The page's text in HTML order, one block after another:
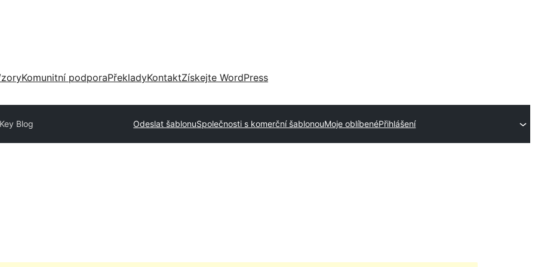
Komunitní podporaPřekladyKontaktZískejte WordPress
Key Blog Odeslat šablonuSpolečnosti s komerční šablonouMoje oblíbenéPřihlášení